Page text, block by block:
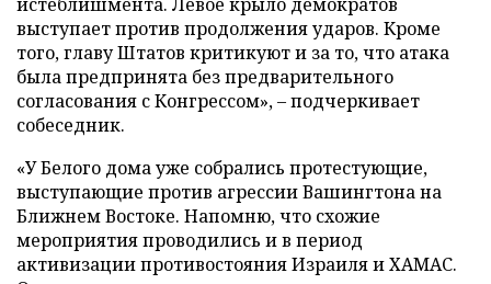
выступает против продолжения ударов. Кроме
того, главу Штатов критикуют и за то, что атака
была предпринята без предварительного
согласования с Конгрессом», – подчеркивает
собеседник.
«У Белого дома уже собрались протестующие,
выступающие против агрессии Вашингтона на
Ближнем Востоке. Напомню, что схожие
мероприятия проводились и в период
активизации противостояния Израиля и ХАМАС.